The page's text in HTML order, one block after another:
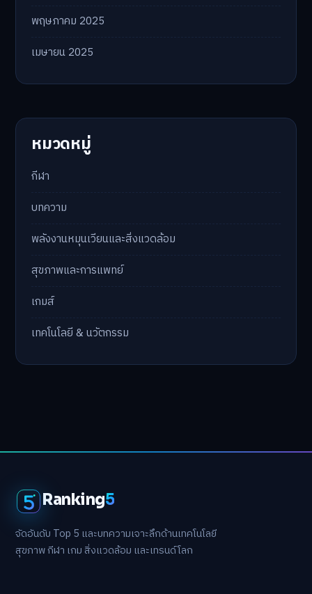
พฤษภาคม 2025
เมษายน 2025
หมวดหมู่
กีฬา
บทความ
พลังงานหมุนเวียนและสิ่งแวดล้อม
สุขภาพและการแพทย์
เกมส์
เทคโนโลยี & นวัตกรรม
Ranking5
จัดอันดับ Top 5 และบทความเจาะลึกด้านเทคโนโลยี
สุขภาพ กีฬา เกม สิ่งแวดล้อม และเทรนด์โลก